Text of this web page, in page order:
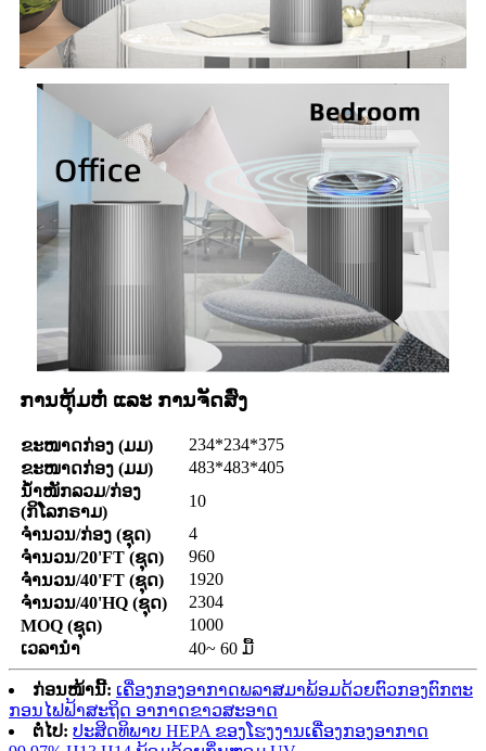
ການຫຸ້ມຫໍ່ ແລະ ການຈັດສົ່ງ
ຂະໜາດກ່ອງ (ມມ)
234*234*375
ຂະໜາດກ່ອງ (ມມ)
483*483*405
ນ້ຳໜັກລວມ/ກ່ອງ
(ກິໂລກຣາມ)
10
ຈຳນວນ/ກ່ອງ (ຊຸດ)
4
ຈຳນວນ/20'FT (ຊຸດ)
960
ຈຳນວນ/40'FT (ຊຸດ)
1920
ຈຳນວນ/40'HQ (ຊຸດ)
2304
MOQ (ຊຸດ)
1000
ເວລານຳ
40~ 60 ມື້
ກ່ອນໜ້ານີ້: ເຄື່ອງກອງອາກາດພລາສມາພ້ອມດ້ວຍຕົວກອງຕົກຕະ
ກອນໄຟຟ້າສະຖິດ ອາກາດຂາວສະອາດ
ຕໍ່ໄປ: ປະສິດທິພາບ HEPA ຂອງໂຮງງານເຄື່ອງກອງອາກາດ